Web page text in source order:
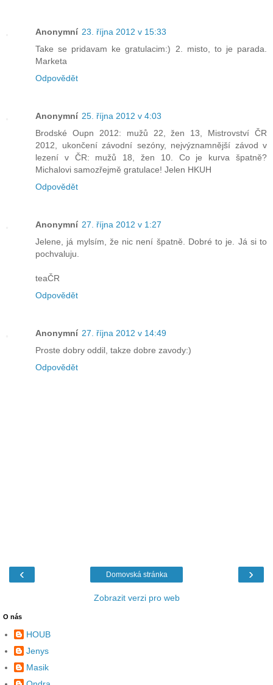
Anonymní 23. října 2012 v 15:33
Take se pridavam ke gratulacim:) 2. misto, to je parada.
Marketa
Odpovědět
Anonymní 25. října 2012 v 4:03
Brodské Oupn 2012: mužů 22, žen 13, Mistrovství ČR
2012, ukončení závodní sezóny, nejvýznamnější závod v
lezení v ČR: mužů 18, žen 10. Co je kurva špatně?
Michalovi samozřejmě gratulace! Jelen HKUH
Odpovědět
Anonymní 27. října 2012 v 1:27
Jelene, já mylsím, že nic není špatně. Dobré to je. Já si to
pochvaluju.
teaČR
Odpovědět
Anonymní 27. října 2012 v 14:49
Proste dobry oddil, takze dobre zavody:)
Odpovědět
‹ ›
Domovská stránka
Zobrazit verzi pro web
O nás
HOUB
Jenys
Masik